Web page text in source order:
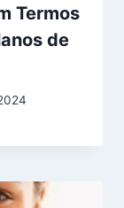
Termos
de